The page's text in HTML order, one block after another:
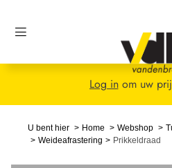
Log inom uw
U bent hier Home Webshop
Weideafrastering
Prikkeldraad